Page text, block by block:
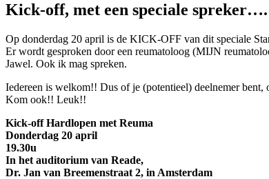
Kick-off, met een speciale
Op donderdag 20 april is de KICK-OFF van dit speciale
Er wordt gesproken door een reumatoloog (MIJN
Jawel. Ook ik mag spreken.
Iedereen is welkom!! Dus of je (potentieel) deelnemer bent,
Kom ook!! Leuk!!
Kick-off Hardlopen met Reuma
Donderdag 20 april
19.30u
In het auditorium van Reade,
Dr. Jan van Breemenstraat 2, in Amsterdam